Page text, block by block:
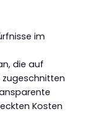
im
die auf
Kosten